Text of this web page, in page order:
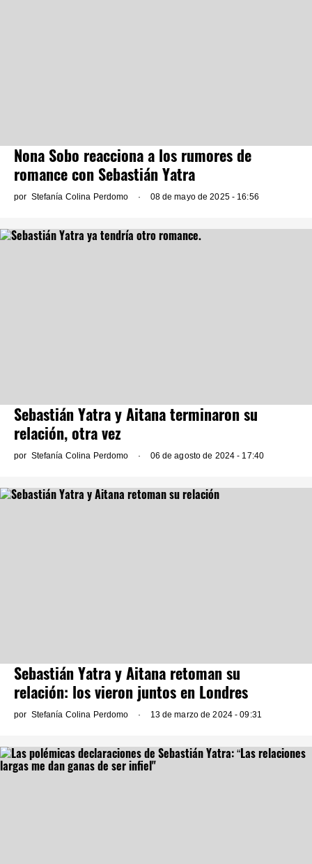
Nona Sobo reacciona a los rumores de
romance con Sebastián Yatra
por Stefanía Colina Perdomo 08 de mayo de 2025 - 16:56
Sebastián Yatra y Aitana terminaron su
relación, otra vez
por Stefanía Colina Perdomo 06 de agosto de 2024 - 17:40
Sebastián Yatra y Aitana retoman su
relación: los vieron juntos en Londres
por Stefanía Colina Perdomo 13 de marzo de 2024 - 09:31